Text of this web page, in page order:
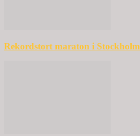
Rekordstort maraton i Stockholm